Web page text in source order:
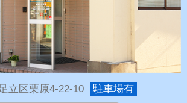
立区栗原4-22-10 駐車場有